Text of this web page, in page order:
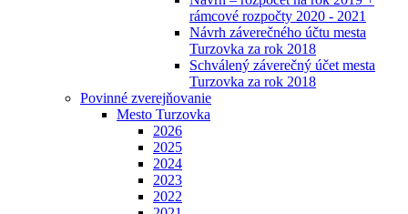
rámcové rozpočty 2020 - 2021
Návrh záverečného účtu mesta
Turzovka za rok 2018
Schválený záverečný účet mesta
Turzovka za rok 2018
Povinné zverejňovanie
Mesto Turzovka
2026
2025
2024
2023
2022